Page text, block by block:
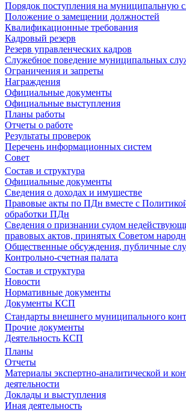
Порядок поступления на муниципальную
Положение о замещении должностей
Квалификационные требования
Кадровый резерв
Резерв управленческих кадров
Служебное поведение муниципальных
Ограничения и запреты
Награждения
Официальные документы
Официальные выступления
Планы работы
Отчеты о работе
Результаты проверок
Перечень информационных систем
Совет
Состав и структура
Официальные документы
Сведения о доходах и имуществе
Правовые акты по ПДн вместе с
обработки ПДн
Сведения о признании судом
правовых актов, принятых Советом
Общественные обсуждения, публичные
Контрольно-счетная палата
Состав и структура
Новости
Нормативные документы
Документы КСП
Стандарты внешнего муниципального
Прочие документы
Деятельность КСП
Планы
Отчеты
Материалы экспертно-аналитической и
деятельности
Доклады и выступления
Иная деятельность